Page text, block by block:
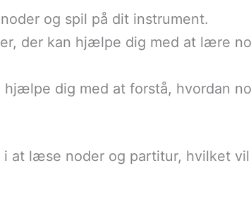
og spil på dit instrument.
der kan hjælpe dig med at lære
hjælpe dig med at forstå, hvordan
at læse noder og partitur, hvilket